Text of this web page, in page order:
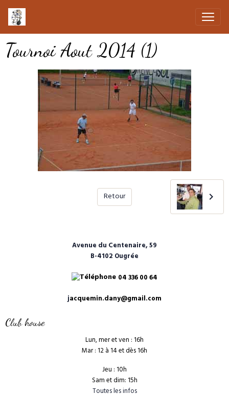
Tournoi Aout 2014 (1)
Retour
Avenue du Centenaire, 59
B-4102 Ougrée
04 336 00 64
jacquemin.dany@gmail.com
Club house
Lun, mer et ven : 16h
Mar : 12 à 14 et dès 16h
Jeu : 10h
Sam et dim: 15h
Toutes les infos